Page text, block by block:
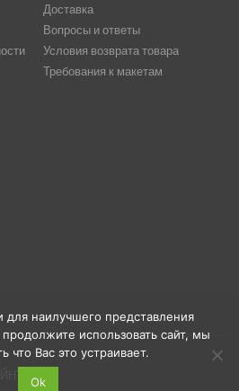
Доставка
Вопросы и ответы
Условия возврата товара
Требования к макетам
наилучшего представления
использовать сайт, мы
что Вас это устраивает.
Ok